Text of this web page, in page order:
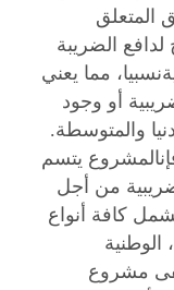
الضريبة
مما يعني
أو وجود
والمتوسطة.
يتسم
من أجل
كافة أنواع
مشروع